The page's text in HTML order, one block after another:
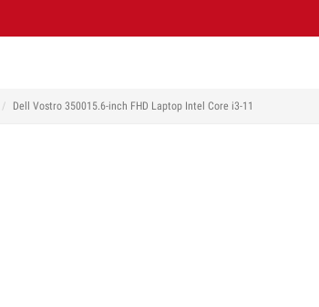
Dell Vostro 350015.6-inch FHD Laptop Intel Core i3-11